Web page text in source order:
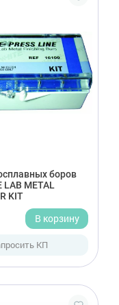
боров
LAB METAL
KIT
В корзину
КП